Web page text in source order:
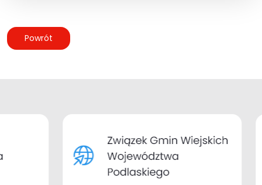
Powrót